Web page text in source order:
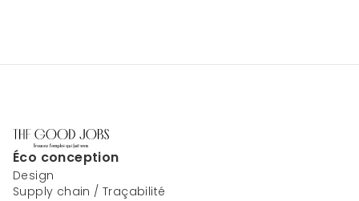
Éco conception
Design
Supply chain / Traçabilité